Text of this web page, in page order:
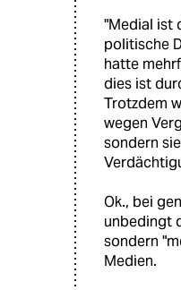
"Medial ist
politische
hatte
dies ist
Trotzdem
wegen
sondern
Ok., bei
unbedingt
sondern
Medien.